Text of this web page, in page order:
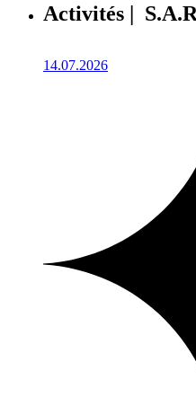
Activités |
14.07.2026